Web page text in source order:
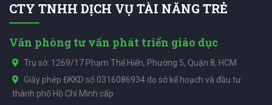
CTY TNHH DỊCH VỤ TÀI NĂNG TRẺ
Văn phòng tư vấn phát triển giáo dục
Trụ sở: 1269/17 Phạm Thế Hiển, Phường 5, Quận 8, HCM
Giấy phép ĐKKD số 0316086934 do sở kế hoạch và đầu tư
thành phố Hồ Chí Minh cấp